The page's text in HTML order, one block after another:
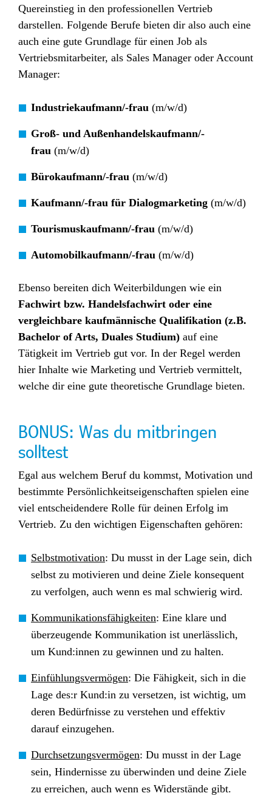
Quereinstieg in den professionellen Vertrieb
darstellen. Folgende Berufe bieten dir also auch eine
auch eine gute Grundlage für einen Job als
Vertriebsmitarbeiter, als Sales Manager oder Account
Manager:
Industriekaufmann/-frau (m/w/d)
Groß- und Außenhandelskaufmann/-
frau (m/w/d)
Bürokaufmann/-frau (m/w/d)
Kaufmann/-frau für Dialogmarketing (m/w/d)
Tourismuskaufmann/-frau (m/w/d)
Automobilkaufmann/-frau (m/w/d)
Ebenso bereiten dich Weiterbildungen wie ein
Fachwirt bzw. Handelsfachwirt oder eine
vergleichbare kaufmännische Qualifikation (z.B.
Bachelor of Arts, Duales Studium) auf eine
Tätigkeit im Vertrieb gut vor. In der Regel werden
hier Inhalte wie Marketing und Vertrieb vermittelt,
welche dir eine gute theoretische Grundlage bieten.
BONUS: Was du mitbringen
solltest
Egal aus welchem Beruf du kommst, Motivation und
bestimmte Persönlichkeitseigenschaften spielen eine
viel entscheidendere Rolle für deinen Erfolg im
Vertrieb. Zu den wichtigen Eigenschaften gehören:
Selbstmotivation: Du musst in der Lage sein, dich
selbst zu motivieren und deine Ziele konsequent
zu verfolgen, auch wenn es mal schwierig wird.
Kommunikationsfähigkeiten: Eine klare und
überzeugende Kommunikation ist unerlässlich,
um Kund:innen zu gewinnen und zu halten.
Einfühlungsvermögen: Die Fähigkeit, sich in die
Lage des:r Kund:in zu versetzen, ist wichtig, um
deren Bedürfnisse zu verstehen und effektiv
darauf einzugehen.
Durchsetzungsvermögen: Du musst in der Lage
sein, Hindernisse zu überwinden und deine Ziele
zu erreichen, auch wenn es Widerstände gibt.